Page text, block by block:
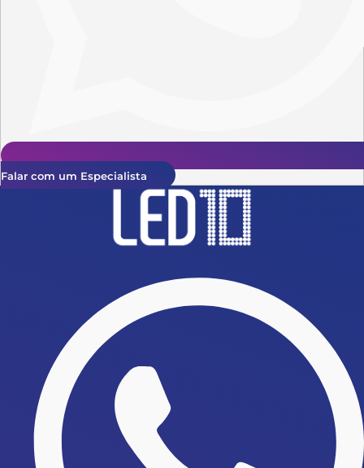
Falar com um Especialista